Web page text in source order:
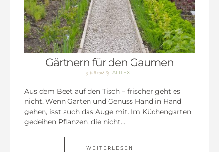
Gärtnern für den Gaumen
9. Juli 2018By ALITEX
Aus dem Beet auf den Tisch – frischer geht es
nicht. Wenn Garten und Genuss Hand in Hand
gehen, isst auch das Auge mit. Im Küchengarten
gedeihen Pflanzen, die nicht…
WEITERLESEN